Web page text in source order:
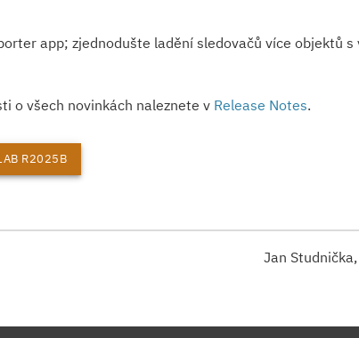
app; zjednodušte ladění sledovačů více objektů s
o všech novinkách naleznete v Release Notes.
R2025B
Jan